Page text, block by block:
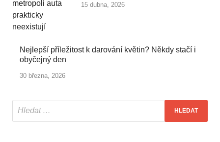
15 dubna, 2026
Nejlepší příležitost k darování květin? Někdy stačí i
obyčejný den
30 března, 2026